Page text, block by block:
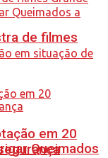
Queimados
de filmes
em 20